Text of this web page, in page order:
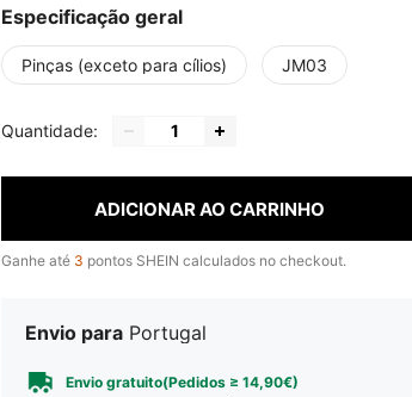
Especificação geral
Pinças (exceto para cílios) JM03
Quantidade:
ADICIONAR AO CARRINHO
Ganhe até 3 pontos SHEIN calculados no checkout.
Envio para Portugal
Envio gratuito(Pedidos ≥ 14,90€)